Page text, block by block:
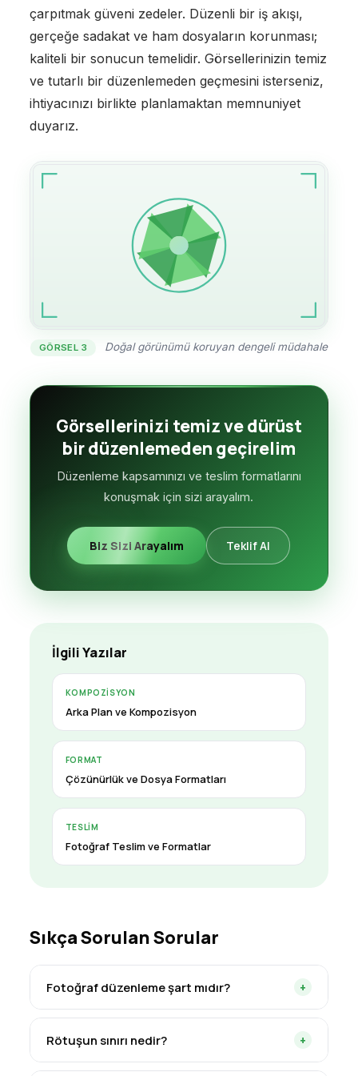
çarpıtmak güveni zedeler. Düzenli bir iş akışı,
gerçeğe sadakat ve ham dosyaların korunması;
kaliteli bir sonucun temelidir. Görsellerinizin temiz
ve tutarlı bir düzenlemeden geçmesini isterseniz,
ihtiyacınızı birlikte planlamaktan memnuniyet
duyarız.
GÖRSEL 3 Doğal görünümü koruyan dengeli müdahale
Görsellerinizi temiz ve dürüst
bir düzenlemeden geçirelim
Düzenleme kapsamınızı ve teslim formatlarını
konuşmak için sizi arayalım.
Biz Sizi Arayalım Teklif Al
İlgili Yazılar
KOMPOZISYON
Arka Plan ve Kompozisyon
FORMAT
Çözünürlük ve Dosya Formatları
TESLIM
Fotoğraf Teslim ve Formatlar
Sıkça Sorulan Sorular
Fotoğraf düzenleme şart mıdır? +
Evet, çünkü hiçbir kamera sahneyi gözün
gördüğü gibi birebir kaydedemez.
Düzenleme; renk, ışık ve küçük kusurları
Rötuşun sınırı nedir? +